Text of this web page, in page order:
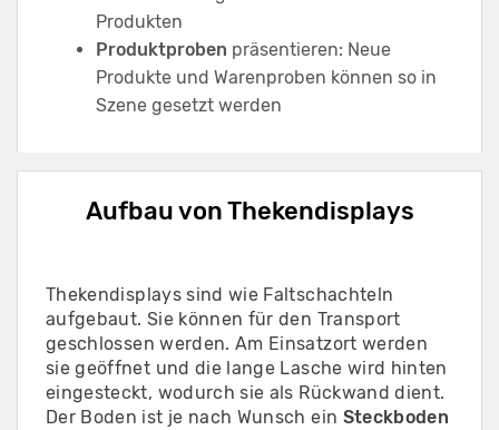
Produkten
Produktproben präsentieren: Neue
Produkte und Warenproben können so in
Szene gesetzt werden
Aufbau von Thekendisplays
Thekendisplays sind wie Faltschachteln
aufgebaut. Sie können für den Transport
geschlossen werden. Am Einsatzort werden
sie geöffnet und die lange Lasche wird hinten
eingesteckt, wodurch sie als Rückwand dient.
Der Boden ist je nach Wunsch ein Steckboden